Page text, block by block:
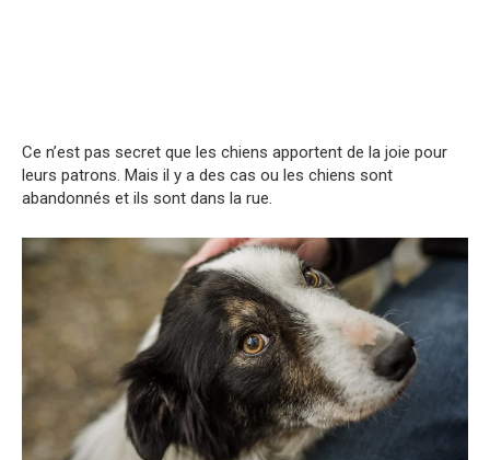
Ce n’est pas secret que les chiens apportent de la joie pour
leurs patrons. Mais il y a des cas ou les chiens sont
abandonnés et ils sont dans la rue.